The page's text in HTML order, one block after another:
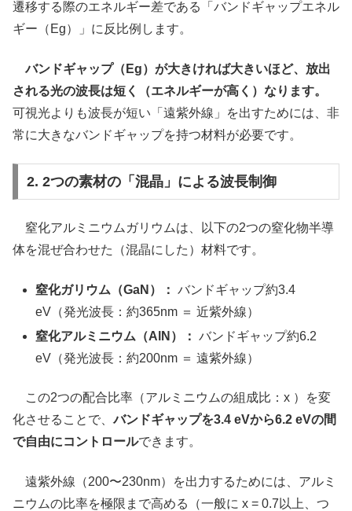
遷移する際のエネルギー差である「バンドギャップエネル
ギー（Eg）」に反比例します。
バンドギャップ（Eg）が大きければ大きいほど、放出
される光の波長は短く（エネルギーが高く）なります。
可視光よりも波長が短い「遠紫外線」を出すためには、非
常に大きなバンドギャップを持つ材料が必要です。
2. 2つの素材の「混晶」による波長制御
窒化アルミニウムガリウムは、以下の2つの窒化物半導
体を混ぜ合わせた（混晶にした）材料です。
窒化ガリウム（GaN）： バンドギャップ約3.4
eV（発光波長：約365nm ＝ 近紫外線）
窒化アルミニウム（AlN）： バンドギャップ約6.2
eV（発光波長：約200nm ＝ 遠紫外線）
この2つの配合比率（アルミニウムの組成比：x ）を変
化させることで、バンドギャップを3.4 eVから6.2 eVの間
で自由にコントロールできます。
遠紫外線（200〜230nm）を出力するためには、アルミ
ニウムの比率を極限まで高める（一般に x = 0.7以上、つ